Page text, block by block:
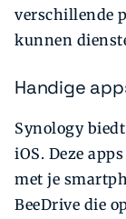
verschillende
kunnen
Handige
Synology
iOS. Deze
met je
BeeDrive die